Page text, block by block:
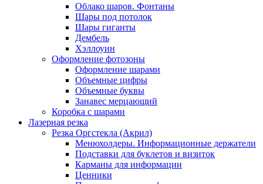
Облако шаров. Фонтаны
Шары под потолок
Шары гиганты
Дембель
Хэллоуин
Оформление фотозоны
Оформление шарами
Объемные цифры
Объемные буквы
Занавес мерцающий
Коробка с шарами
Лазерная резка
Резка Оргстекла (Акрил)
Менюхолдеры. Информационные держатели
Подставки для буклетов и визиток
Карманы для информации
Ценники